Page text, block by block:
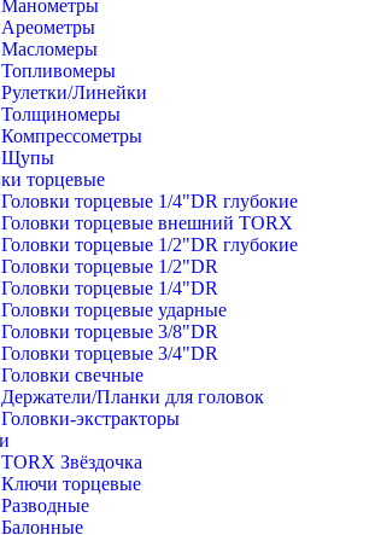
Манометры
Ареометры
Масломеры
Топливомеры
Рулетки/Линейки
Толщиномеры
Компрессометры
Щупы
торцевые
Головки торцевые 1/4"DR глубокие
Головки торцевые внешний TORX
Головки торцевые 1/2"DR глубокие
Головки торцевые 1/2"DR
Головки торцевые 1/4"DR
Головки торцевые ударные
Головки торцевые 3/8"DR
Головки торцевые 3/4"DR
Головки свечные
Держатели/Планки для головок
Головки-экстракторы
TORX Звёздочка
Ключи торцевые
Разводные
Балонные